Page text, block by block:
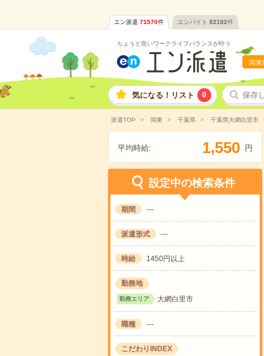
エン派遣 71570件 エンバイト 82182件
ちょうど良いワークライフバランスが叶う
関東
気になる！リスト 0 保存
派遣TOP 関東 千葉県 千葉県大網白里市
平均時給: 1,550 円
設定中の検索条件
期間 ---
派遣形式 ---
時給 1450円以上
勤務地
勤務エリア 大網白里市
職種 ---
こだわりINDEX